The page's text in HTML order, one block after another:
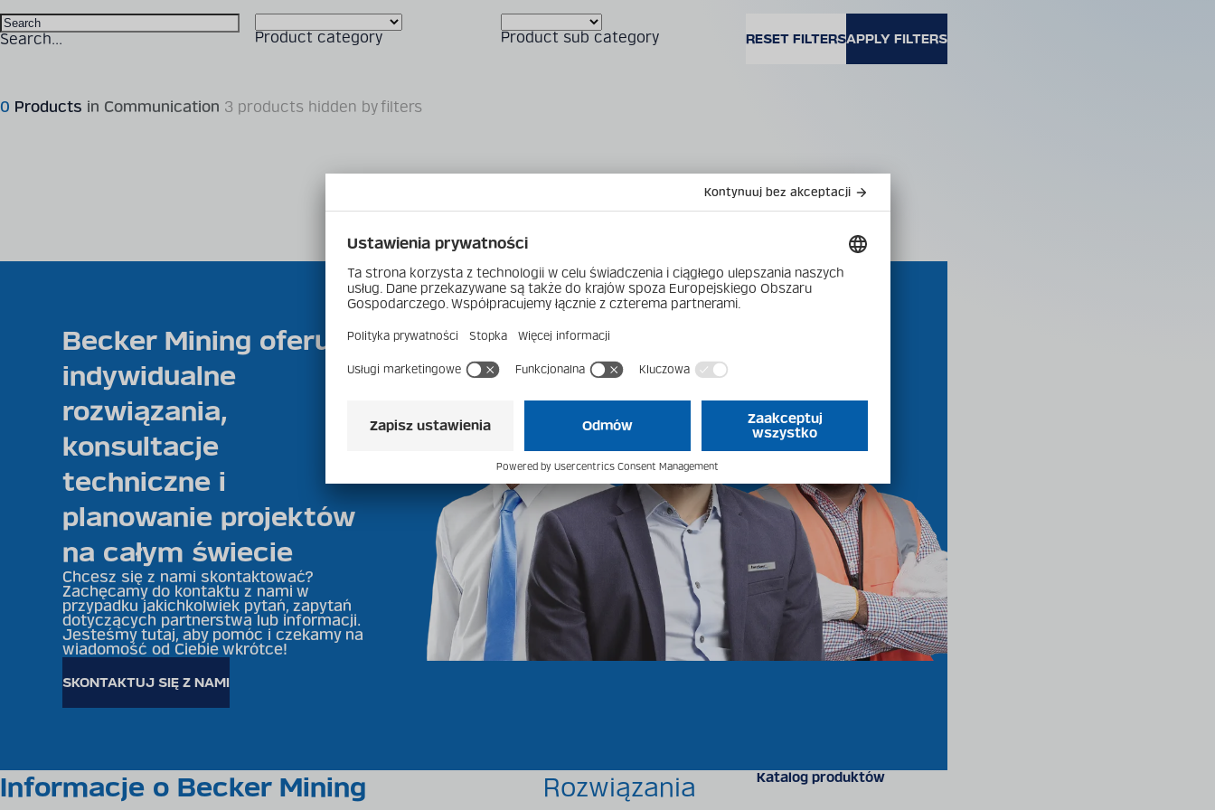
Search... Product category Product sub category
0 Products in Communication 3 products hidden by filters
Becker Mining oferuje
indywidualne
rozwiązania,
konsultacje
techniczne i
planowanie projektów
na całym świecie
Chcesz się z nami skontaktować?
Zachęcamy do kontaktu z nami w
przypadku jakichkolwiek pytań, zapytań
dotyczących partnerstwa lub informacji.
Jesteśmy tutaj, aby pomóc i czekamy na
wiadomość od Ciebie wkrótce!
SKONTAKTUJ SIĘ Z NAMI
Informacje o Becker Mining
Rozwiązania Katalog produktów